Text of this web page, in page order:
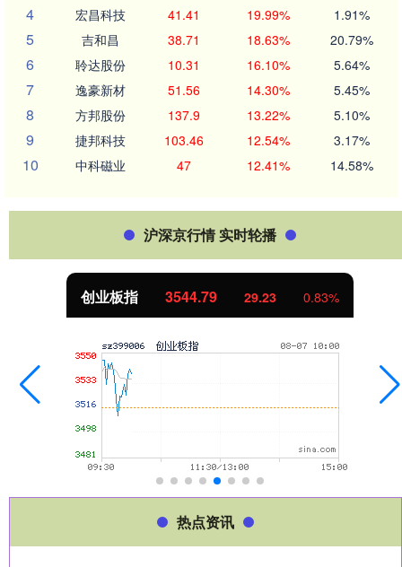
4 宏昌科技 41.41 19.99% 1.91%
5 吉和昌 38.71 18.63% 20.79%
6 聆达股份 10.31 16.10% 5.64%
7 逸豪新材 51.56 14.30% 5.45%
8 方邦股份 137.9 13.22% 5.10%
9 捷邦科技 103.46 12.54% 3.17%
10 中科磁业 47 12.41% 14.58%
沪深京行情 实时轮播
创业板指 3544.79 29.23 0.83%
热点资讯